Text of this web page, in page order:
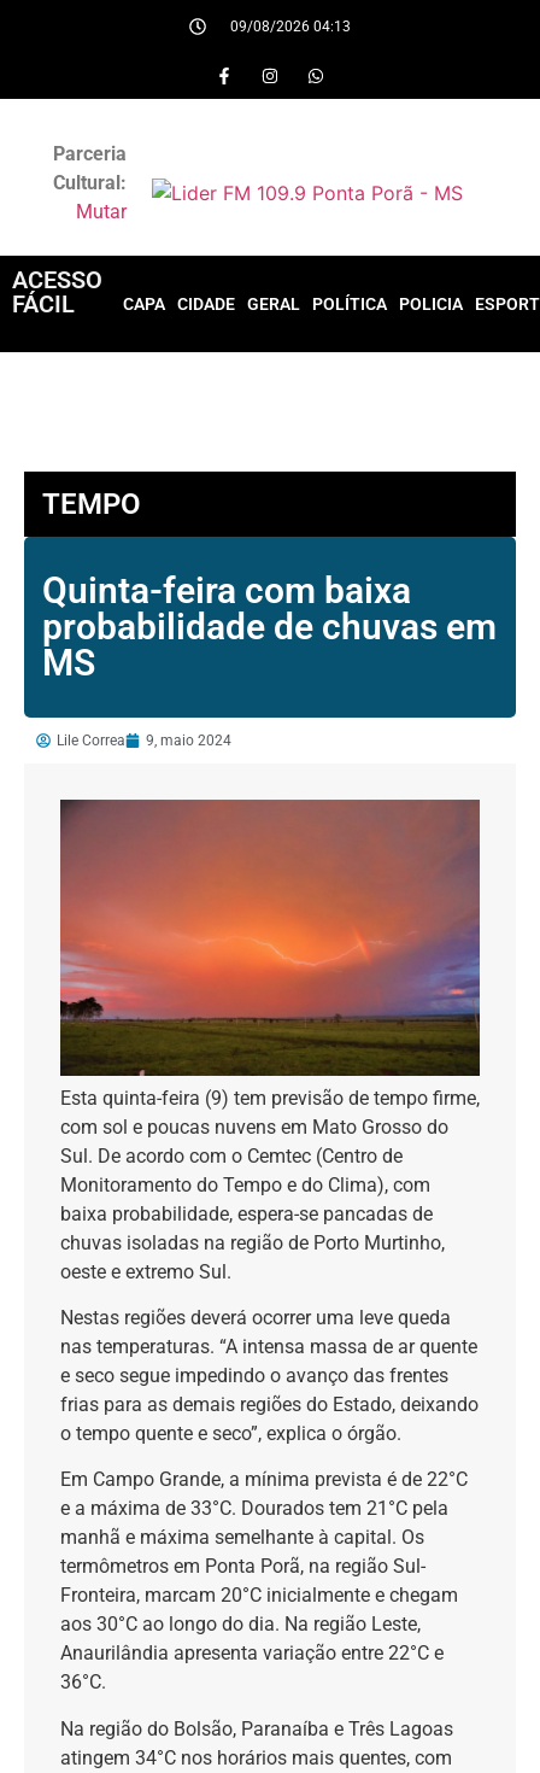
09/08/2026 04:13
Parceria
Cultural:
Mutar
ACESSO
FÁCIL
CAPA CIDADE GERAL POLÍTICA POLICIA
TEMPO
Quinta-feira com baixa
probabilidade de chuvas em
MS
Lile Correa 9, maio 2024
Esta quinta-feira (9) tem previsão de tempo firme,
com sol e poucas nuvens em Mato Grosso do
Sul. De acordo com o Cemtec (Centro de
Monitoramento do Tempo e do Clima), com
baixa probabilidade, espera-se pancadas de
chuvas isoladas na região de Porto Murtinho,
oeste e extremo Sul.
Nestas regiões deverá ocorrer uma leve queda
nas temperaturas. “A intensa massa de ar quente
e seco segue impedindo o avanço das frentes
frias para as demais regiões do Estado, deixando
o tempo quente e seco”, explica o órgão.
Em Campo Grande, a mínima prevista é de 22°C
e a máxima de 33°C. Dourados tem 21°C pela
manhã e máxima semelhante à capital. Os
termômetros em Ponta Porã, na região Sul-
Fronteira, marcam 20°C inicialmente e chegam
aos 30°C ao longo do dia. Na região Leste,
Anaurilândia apresenta variação entre 22°C e
36°C.
Na região do Bolsão, Paranaíba e Três Lagoas
atingem 34°C nos horários mais quentes, com